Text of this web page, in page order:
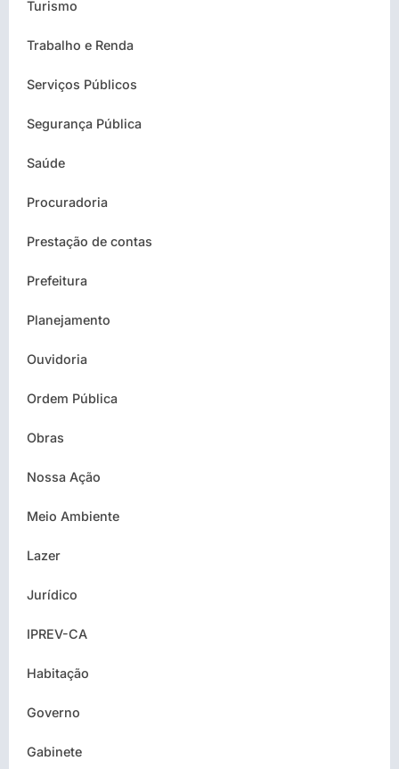
Turismo
Trabalho e Renda
Serviços Públicos
Segurança Pública
Saúde
Procuradoria
Prestação de contas
Prefeitura
Planejamento
Ouvidoria
Ordem Pública
Obras
Nossa Ação
Meio Ambiente
Lazer
Jurídico
IPREV-CA
Habitação
Governo
Gabinete